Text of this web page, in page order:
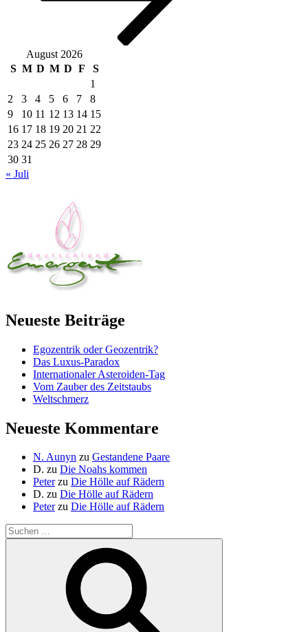
August 2026
S M D M D F
S
1
2
3 4 5 6 7
8
9
10 11 12 13 14 15
16 17 18 19 20 21 22
23 24 25 26 27 28 29
30 31
« Juli
Neueste Beiträge
Egozentrik oder Geozentrik?
Das Luxus-Paradox
Internationaler Asteroiden-Tag
Vom Zauber des Zeitstaubs
Weltschmerz
Neueste Kommentare
N. Aunyn zu Gestandene Paare
D. zu Die Noahs kommen
Peterzu Die Hölle auf Rädern
D. zu Die Hölle auf Rädern
Peterzu Die Hölle auf Rädern
Suche
nach: